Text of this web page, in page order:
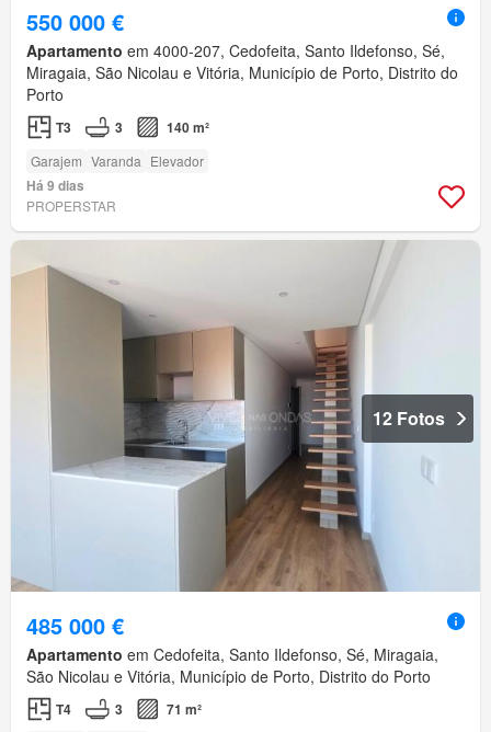
550 000 €
Apartamento em 4000-207, Cedofeita, Santo Ildefonso, Sé,
Miragaia, São Nicolau e Vitória, Município de Porto, Distrito do
Porto
T3 3 140 m²
Garajem Varanda Elevador
Há 9 dias
PROPERSTAR
12 Fotos
485 000 €
Apartamento em Cedofeita, Santo Ildefonso, Sé, Miragaia,
São Nicolau e Vitória, Município de Porto, Distrito do Porto
T4 3 71 m²